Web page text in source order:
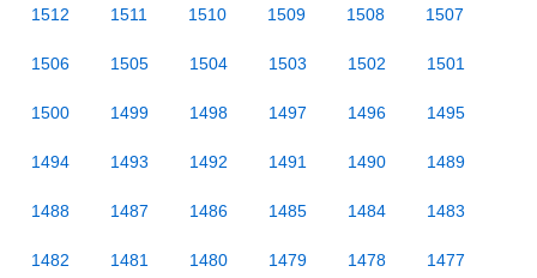
1512 1511 1510 1509 1508 1507
1506 1505 1504 1503 1502 1501
1500 1499 1498 1497 1496 1495
1494 1493 1492 1491 1490 1489
1488 1487 1486 1485 1484 1483
1482 1481 1480 1479 1478 1477